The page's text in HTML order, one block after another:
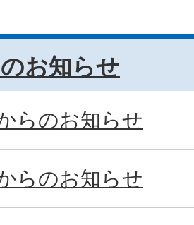
お知らせ
らのお知らせ
らのお知らせ